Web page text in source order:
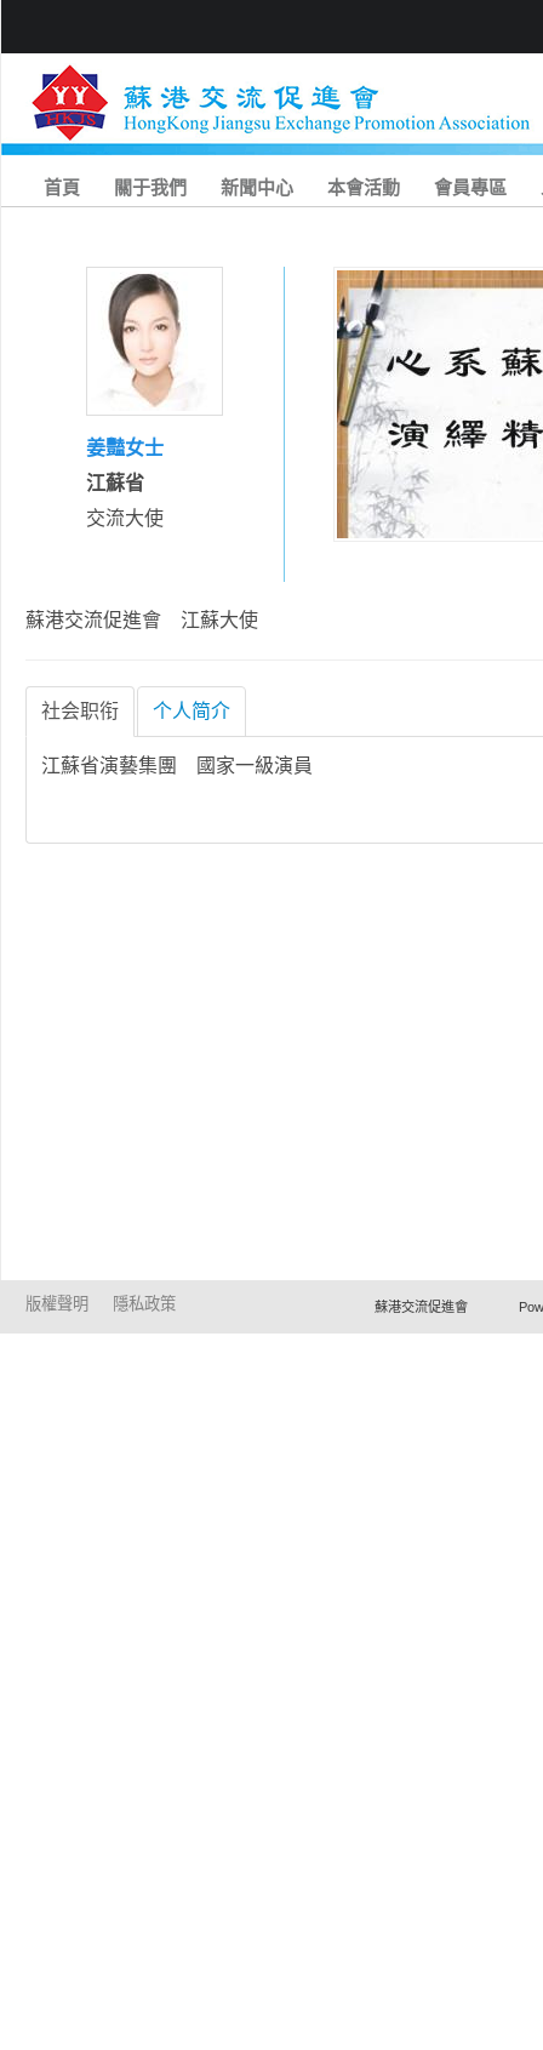
首頁 關于我們 新聞中心 本會活動 會員專區
姜豔女士
江蘇省
交流大使
蘇港交流促進會 江蘇大使
社会职衔 个人简介
江蘇省演藝集團 國家一級演員
版權聲明 隱私政策 蘇港交流促進會